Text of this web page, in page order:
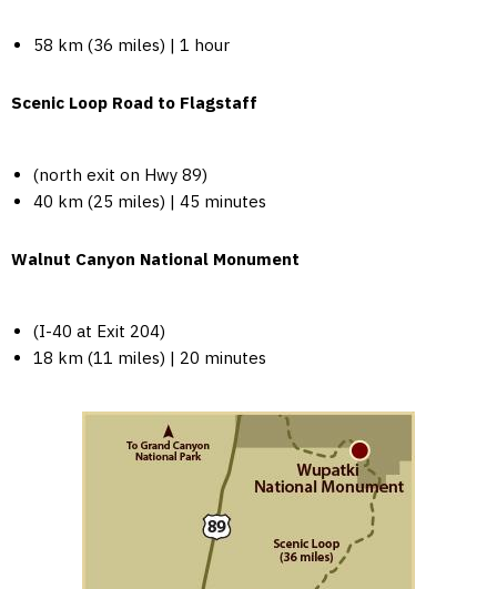
58 km (36 miles) | 1 hour
Scenic Loop Road to Flagstaff
(north exit on Hwy 89)
40 km (25 miles) | 45 minutes
Walnut Canyon National Monument
(I-40 at Exit 204)
18 km (11 miles) | 20 minutes